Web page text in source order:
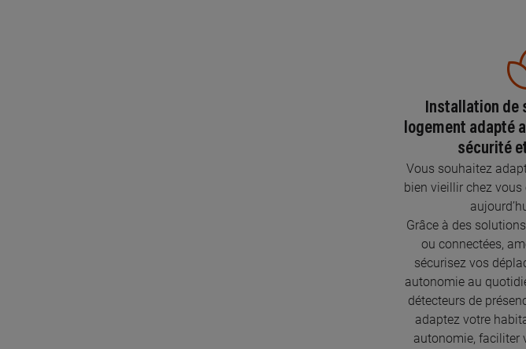
Installation de
logement adapté
sécurité
Vous souhaitez
bien vieillir chez vous
Grâce à des
ou connectées,
sécurisez vos
autonomie au
détecteurs de
adaptez votre
autonomie, faciliter